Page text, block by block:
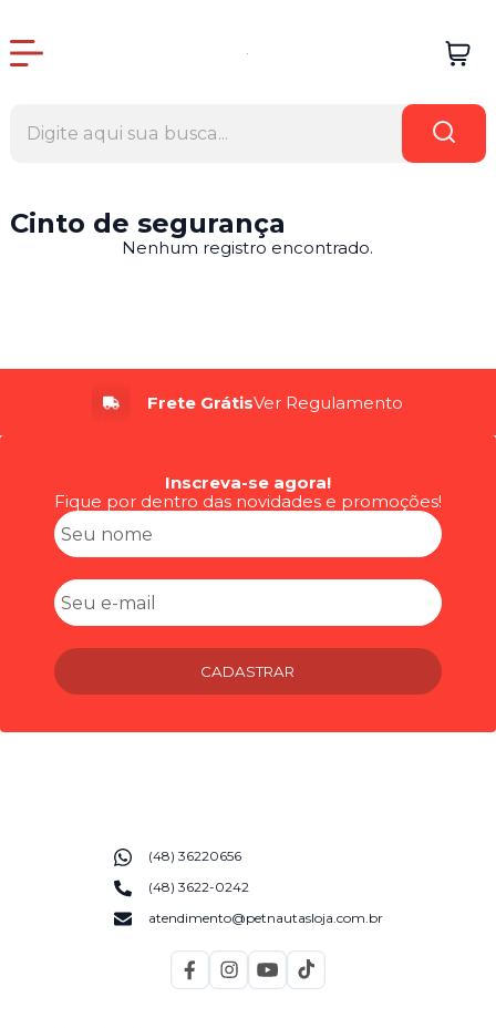
Cinto de segurança
Nenhum registro encontrado.
Frete GrátisVer Regulamento
Inscreva-se agora!
Fique por dentro das novidades e promoções!
CADASTRAR
(48) 36220656
(48) 3622-0242
atendimento@petnautasloja.com.br